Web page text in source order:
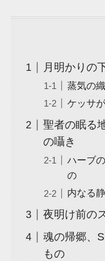
月明かりの
蒸気の
ケッサ
聖者の眠る
の囁き
ハーブ
の
内なる
夜明け前の
魂の帰郷、
もの